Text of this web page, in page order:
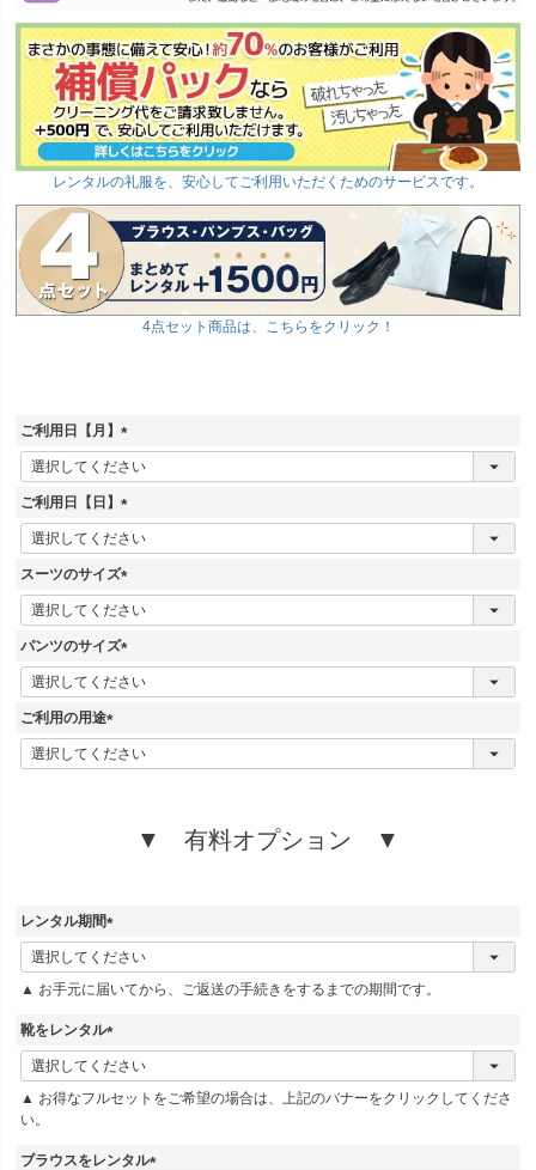
レンタルの礼服を、安心してご利用いただくためのサービスです。
4点セット商品は、こちらをクリック！
ご利用日【月】
(
必
須
)
ご利用日【日】
(
必
須
)
スーツのサイズ
(
必
須
)
パンツのサイズ
(
必
)
ご利用の用途
(
必
▼ 有料オプション ▼
レンタル期間
(
必
須
▲ お手元に届いてから、ご返送の手続きをするまでの期間です。
靴をレンタル
(
必
須
▲ お得なフルセットをご希望の場合は、上記のバナーをクリックしてくださ
い。
ブラウスをレンタル